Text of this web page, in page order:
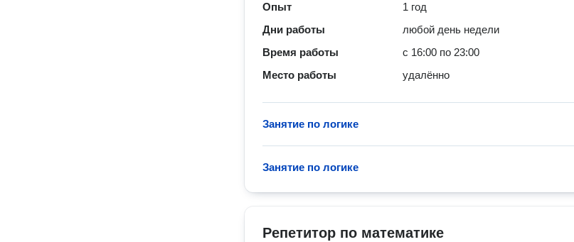
Опыт
1 год
Дни работы
любой день недели
Время работы
с 16:00 по 23:00
Место работы
удалённо
Занятие по логике
Занятие по логике
Репетитор по математике